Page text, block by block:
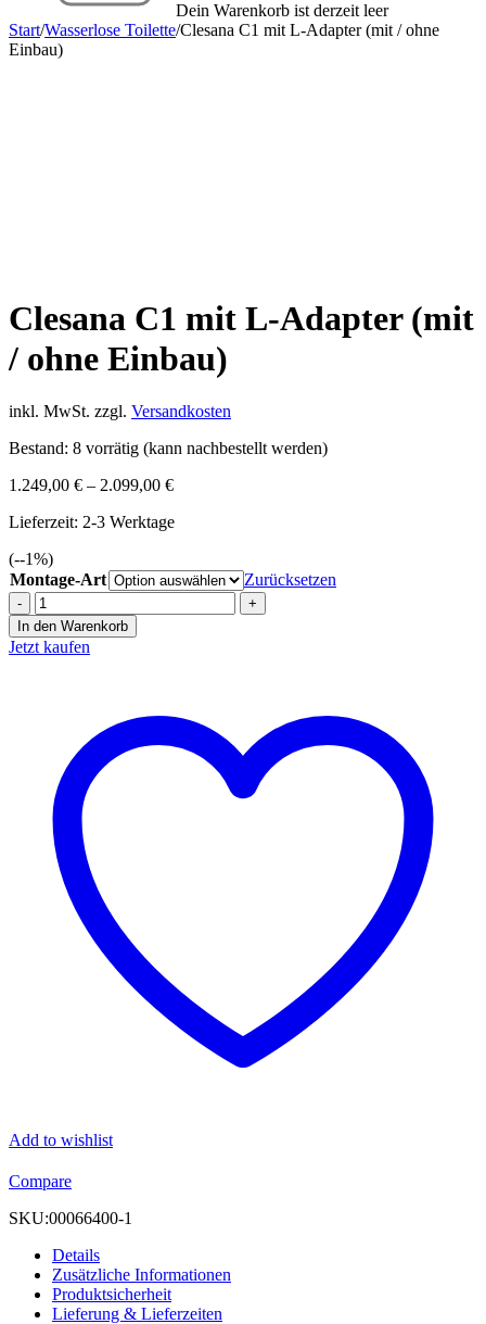
Dein Warenkorb ist derzeit leer
Start/Wasserlose Toilette/Clesana C1 mit L-Adapter (mit / ohne
Einbau)
Clesana C1 mit L-Adapter (mit
/ ohne Einbau)
inkl. MwSt. zzgl. Versandkosten
Bestand: 8 vorrätig (kann nachbestellt werden)
1.249,00 € – 2.099,00 €
Lieferzeit: 2-3 Werktage
(--1%)
Montage-Art
Zurücksetzen
Clesana
C1
mit
L-
Einbau)
Menge
In den Warenkorb
Jetzt kaufen
Add to wishlist
Compare
SKU:00066400-1
Details
Zusätzliche Informationen
Produktsicherheit
Lieferung & Lieferzeiten